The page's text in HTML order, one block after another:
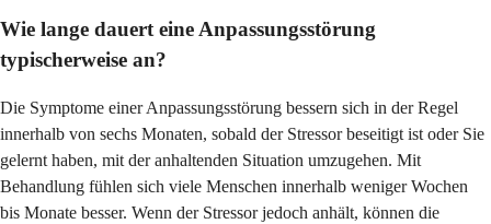
Wie lange dauert eine Anpassungsstörung
typischerweise an?
Die Symptome einer Anpassungsstörung bessern sich in der Regel
innerhalb von sechs Monaten, sobald der Stressor beseitigt ist oder Sie
gelernt haben, mit der anhaltenden Situation umzugehen. Mit
Behandlung fühlen sich viele Menschen innerhalb weniger Wochen
bis Monate besser. Wenn der Stressor jedoch anhält, können die